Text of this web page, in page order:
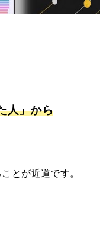
人」から
とが近道です。